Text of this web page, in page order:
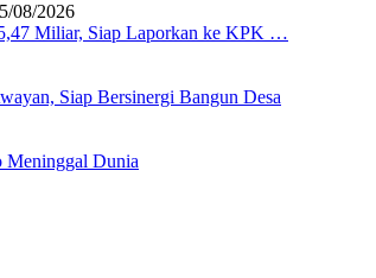
08/2026
Miliar, Siap Laporkan ke KPK …
Siap Bersinergi Bangun Desa
Meninggal Dunia